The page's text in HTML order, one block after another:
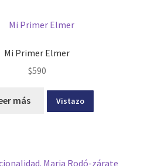
Mi Primer Elmer
$590
más Vistazo